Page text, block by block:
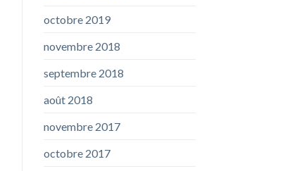
octobre 2019
novembre 2018
septembre 2018
août 2018
novembre 2017
octobre 2017